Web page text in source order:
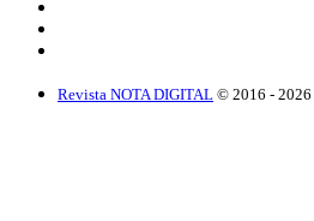
Revista NOTA DIGITAL © 2016 - 2026